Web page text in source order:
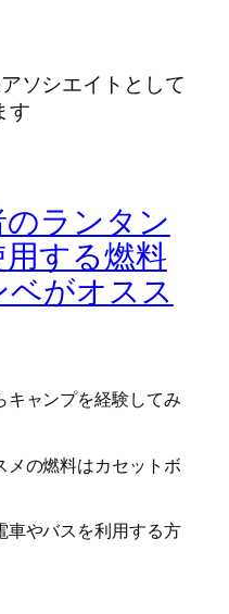
ソシエイトとして
す
ランタン
する燃料
がオスス
キャンプを経験してみ
メの燃料はカセットボ
車やバスを利用する方